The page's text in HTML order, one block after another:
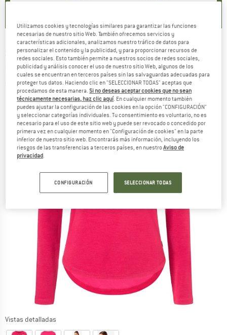
(
SUPER.NATURAL - Women's Little Heartwood
Crew - Jerséis de lana merina
(0)
Vistas detalladas
Utilizamos cookies y tecnologías similares para garantizar las funciones
necesarias de nuestro sitio Web. También ofrecemos servicios y
características adicionales, analizamos nuestro tráfico de datos para
personalizar el contenido y la publicidad, y para proporcionar recursos de
redes sociales. Esto también permite a nuestros socios de redes sociales,
publicidad y análisis conocer el uso de nuestro sitio Web, algunos de los
cuales se encuentran en terceros países sin las salvaguardas adecuadas para
proteger tus datos. Haciendo clic en "SELECCIONAR TODAS" aceptas que
procedamos de esta manera.Si no deseas aceptar cookies que no sean
técnicamente necesarias, haz clic aquí. En cualquier momento también
puedes ajustar la configuración de las cookies en la opción "CONFIGURACIÓN"
y seleccionar categorías individuales. Tu consentimiento es voluntario, no es
necesario para el uso de este sitio web y puede ser revocado o concedido por
primera vez en cualquier momento en "Configuración de cookies" en la parte
inferior de nuestro sitio web. Encontrarás más información, incluyendo los
riesgos de las transferencias a terceros países, en nuestroAviso de
privacidad.
CONFIGURACIÓN SELECCIONAR TODAS